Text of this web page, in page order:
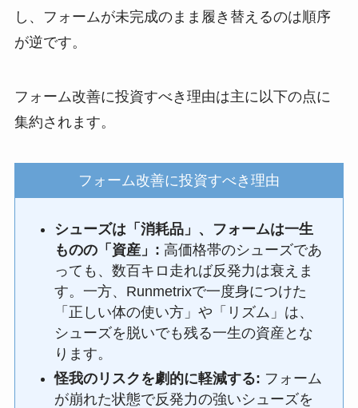
し、フォームが未完成のまま履き替えるのは順序
が逆です。
フォーム改善に投資すべき理由は主に以下の点に
集約されます。
フォーム改善に投資すべき理由
シューズは「消耗品」、フォームは一生
ものの「資産」: 高価格帯のシューズであ
っても、数百キロ走れば反発力は衰えま
す。一方、Runmetrixで一度身につけた
「正しい体の使い方」や「リズム」は、
シューズを脱いでも残る一生の資産とな
ります。
怪我のリスクを劇的に軽減する: フォーム
が崩れた状態で反発力の強いシューズを